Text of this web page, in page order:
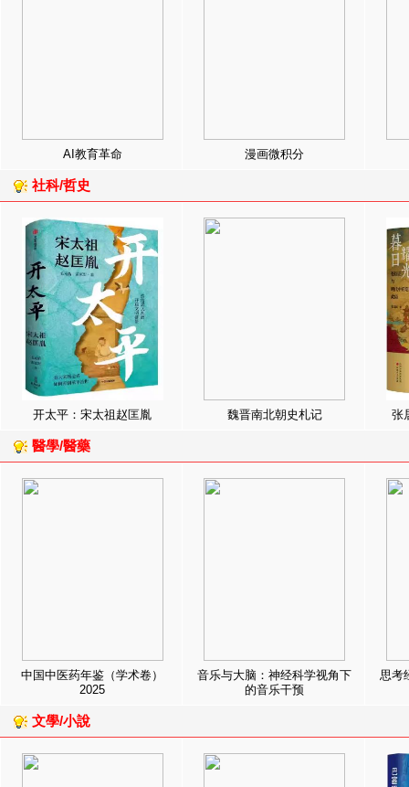
AI教育革命 漫画微积分
社科/哲史
开太平：宋太祖赵匡胤 魏晋南北朝史札记 张
醫學/醫藥
中国中医药年鉴（学术卷）
2025
音乐与大脑：神经科学视角下
的音乐干预
思考
文學/小說